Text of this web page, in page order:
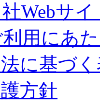
Webサイ
用にあ
に基づ
方針